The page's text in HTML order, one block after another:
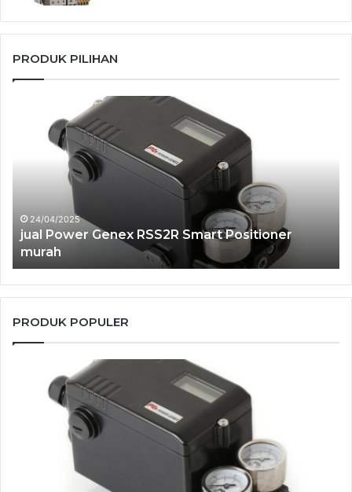
PRODUK PILIHAN
24/04/2025
jual Power Genex RSS2R Smart Positioner
murah
PRODUK POPULER